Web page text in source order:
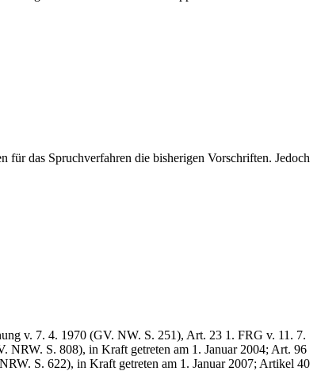
für das Spruchverfahren die bisherigen Vorschriften. Jedoch
v. 7. 4. 1970 (GV. NW. S. 251), Art. 23 1. FRG v. 11. 7.
S. 808), in Kraft getreten am 1. Januar 2004; Art. 96
S. 622), in Kraft getreten am 1. Januar 2007; Artikel 40